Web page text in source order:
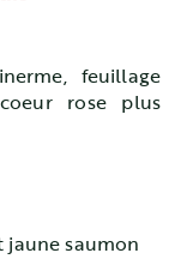
feuillage
rose plus
jaune saumon